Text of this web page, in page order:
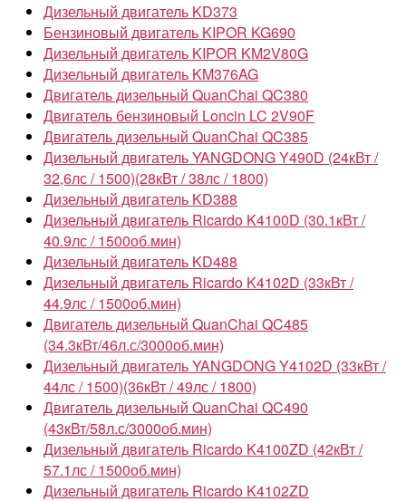
Дизельный двигатель KD373
Бензиновый двигатель KIPOR KG690
Дизельный двигатель KIPOR KM2V80G
Дизельный двигатель KM376AG
Двигатель дизельный QuanChai QC380
Двигатель бензиновый Loncin LC 2V90F
Двигатель дизельный QuanChai QC385
Дизельный двигатель YANGDONG Y490D (24кВт /
32,6лс / 1500)(28кВт / 38лс / 1800)
Дизельный двигатель KD388
Дизельный двигатель Ricardo K4100D (30.1кВт /
40.9лс / 1500об.мин)
Дизельный двигатель KD488
Дизельный двигатель Ricardo K4102D (33кВт /
44.9лс / 1500об.мин)
Двигатель дизельный QuanChai QC485
(34.3кВт/46л.с/3000об.мин)
Дизельный двигатель YANGDONG Y4102D (33кВт /
44лс / 1500)(36кВт / 49лс / 1800)
Двигатель дизельный QuanChai QC490
(43кВт/58л.с/3000об.мин)
Дизельный двигатель Ricardo K4100ZD (42кВт /
57.1лс / 1500об.мин)
Дизельный двигатель Ricardo K4102ZD